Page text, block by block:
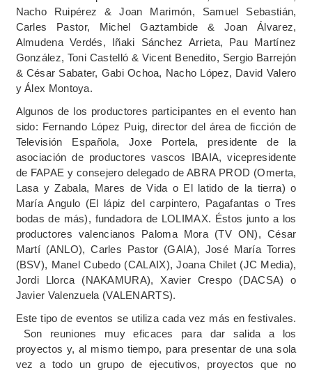
Nacho Ruipérez & Joan Marimón, Samuel Sebastián,
Carles Pastor, Michel Gaztambide & Joan Álvarez,
Almudena Verdés, Iñaki Sánchez Arrieta, Pau Martínez
González, Toni Castelló & Vicent Benedito, Sergio Barrejón
& César Sabater, Gabi Ochoa, Nacho López, David Valero
y Álex Montoya.
Algunos de los productores participantes en el evento han
sido: Fernando López Puig, director del área de ficción de
Televisión Española, Joxe Portela, presidente de la
asociación de productores vascos IBAIA, vicepresidente
de FAPAE y consejero delegado de ABRA PROD (Omerta,
Lasa y Zabala, Mares de Vida o El latido de la tierra) o
María Angulo (El lápiz del carpintero, Pagafantas o Tres
bodas de más), fundadora de LOLIMAX. Éstos junto a los
productores valencianos Paloma Mora (TV ON), César
Martí (ANLO), Carles Pastor (GAIA), José María Torres
(BSV), Manel Cubedo (CALAIX), Joana Chilet (JC Media),
Jordi Llorca (NAKAMURA), Xavier Crespo (DACSA) o
Javier Valenzuela (VALENARTS).
Este tipo de eventos se utiliza cada vez más en festivales.
Son reuniones muy eficaces para dar salida a los
proyectos y, al mismo tiempo, para presentar de una sola
vez a todo un grupo de ejecutivos, proyectos que no